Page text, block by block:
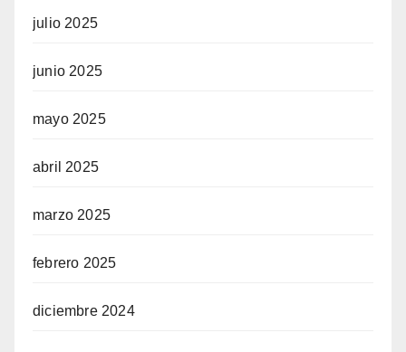
julio 2025
junio 2025
mayo 2025
abril 2025
marzo 2025
febrero 2025
diciembre 2024